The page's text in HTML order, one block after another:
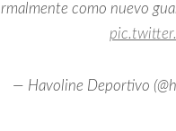
como nuevo
— Havoline Deportivo